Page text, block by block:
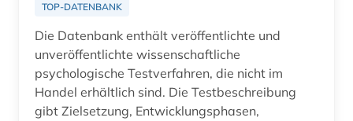
sklaverei (1)
sozialarbeit (1)
soziale arbeit (4)
TOP-DATENBANK
Die Datenbank enthält veröffentlichte und
unveröffentlichte wissenschaftliche
psychologische Testverfahren, die nicht im
Handel erhältlich sind. Die Testbeschreibung
gibt Zielsetzung, Entwicklungsphasen,